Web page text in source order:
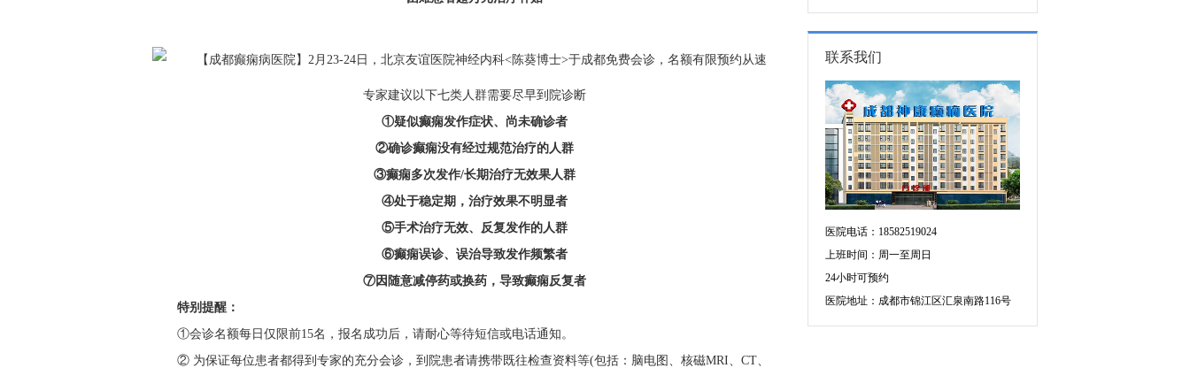
专家建议以下七类人群需要尽早到院诊断
①疑似癫痫发作症状、尚未确诊者
②确诊癫痫没有经过规范治疗的人群
③癫痫多次发作/长期治疗无效果人群
④处于稳定期，治疗效果不明显者
⑤手术治疗无效、反复发作的人群
⑥癫痫误诊、误治导致发作频繁者
⑦因随意减停药或换药，导致癫痫反复者
特别提醒：
①会诊名额每日仅限前15名，报名成功后，请耐心等待短信或电话通知。
② 为保证每位患者都得到专家的充分会诊，到院患者请携带既往检查资料等(包括：脑电图、核磁MRI、CT、
痫会死亡吗?
联系我们
医院电话：18582519024
上班时间：周一至周日
24小时可预约
医院地址：成都市锦江区汇泉南路116号